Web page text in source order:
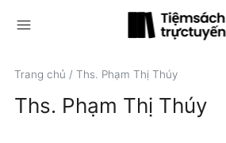
menu
Trang chủ / Ths. Phạm Thị Thúy
Ths. Phạm Thị Thúy